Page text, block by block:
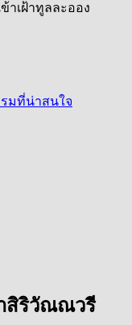
าเฝ้าทูลละออง
มที่น่าสนใจ
าสิริวัณณวรี